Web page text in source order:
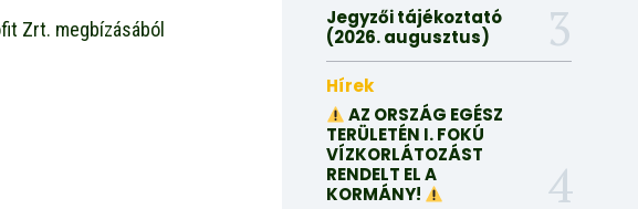
Zrt. megbízásából
Jegyzői tájékoztató
(2026. augusztus)
Hírek
AZ ORSZÁG EGÉSZ
TERÜLETÉN I. FOKÚ
VÍZKORLÁTOZÁST
RENDELT EL A
KORMÁNY!